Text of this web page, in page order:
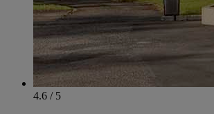
4.6 / 5